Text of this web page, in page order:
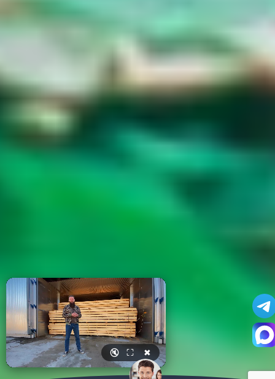
🔇 ⛶ ✖